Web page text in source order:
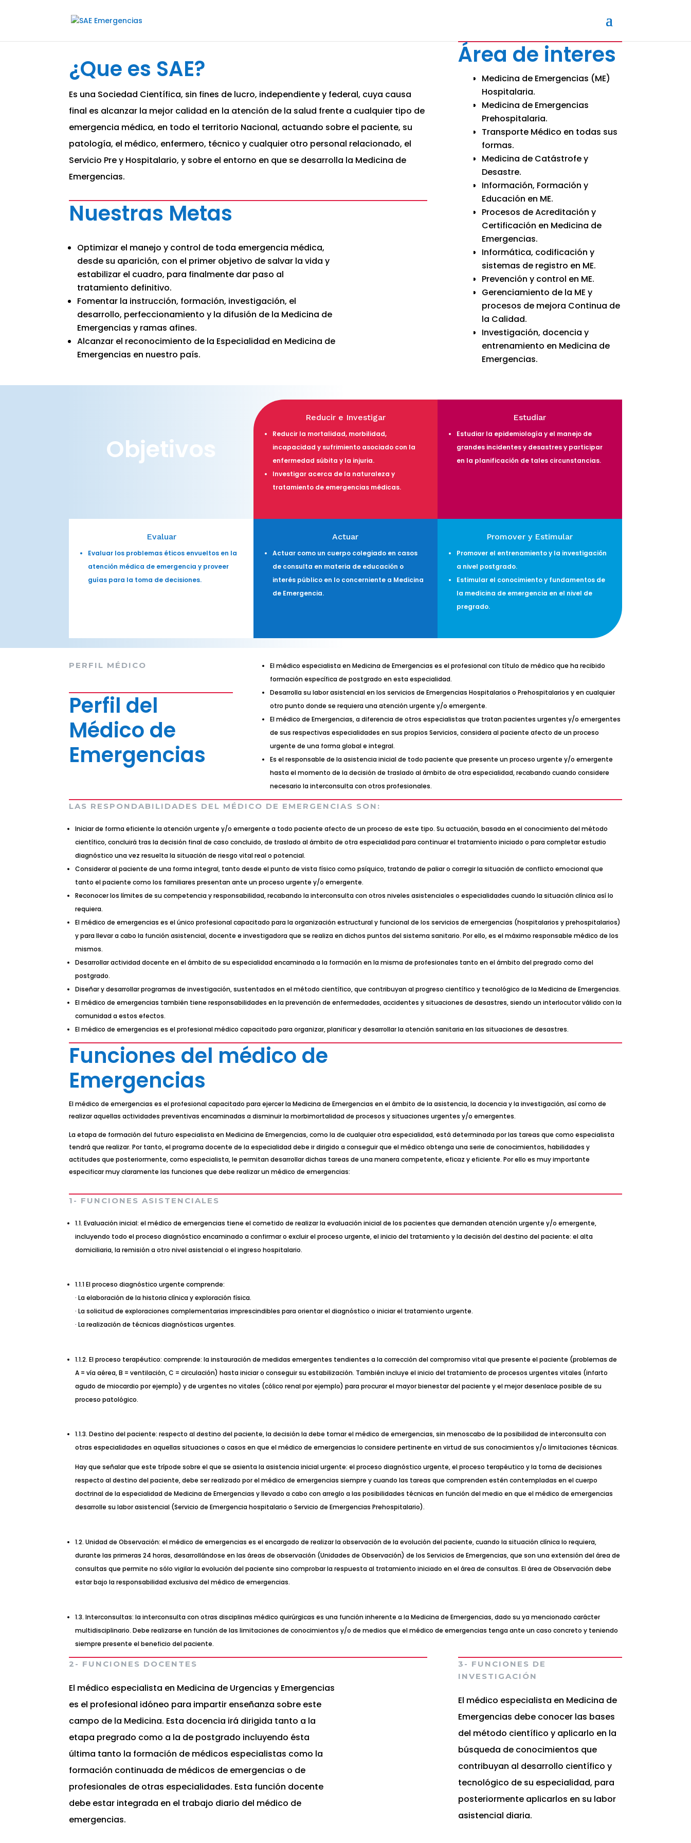
¿Que es SAE?
Es una Sociedad Científica, sin fines de lucro, independiente y federal, cuya causa
final es alcanzar la mejor calidad en la atención de la salud frente a cualquier tipo de
emergencia médica, en todo el territorio Nacional, actuando sobre el paciente, su
patología, el médico, enfermero, técnico y cualquier otro personal relacionado, el
Servicio Pre y Hospitalario, y sobre el entorno en que se desarrolla la Medicina de
Emergencias.
Nuestras Metas
Optimizar el manejo y control de toda emergencia médica,
desde su aparición, con el primer objetivo de salvar la vida y
estabilizar el cuadro, para finalmente dar paso al
tratamiento definitivo.
Fomentar la instrucción, formación, investigación, el
desarrollo, perfeccionamiento y la difusión de la Medicina de
Emergencias y ramas afines.
Alcanzar el reconocimiento de la Especialidad en Medicina de
Emergencias en nuestro país.
Área de interes
Medicina de Emergencias (ME)
Hospitalaria.
Medicina de Emergencias
Prehospitalaria.
Transporte Médico en todas sus
formas.
Medicina de Catástrofe y
Desastre.
Información, Formación y
Educación en ME.
Procesos de Acreditación y
Certificación en Medicina de
Emergencias.
Informática, codificación y
sistemas de registro en ME.
Prevención y control en ME.
Gerenciamiento de la ME y
procesos de mejora Continua de
la Calidad.
Investigación, docencia y
entrenamiento en Medicina de
Emergencias.
Objetivos
Reducir e Investigar
Reducir la mortalidad, morbilidad,
incapacidad y sufrimiento asociado con la
enfermedad súbita y la injuria.
Investigar acerca de la naturaleza y
tratamiento de emergencias médicas.
Estudiar
Estudiar la epidemiología y el manejo de
grandes incidentes y desastres y participar
en la planificación de tales circunstancias.
Evaluar
Evaluar los problemas éticos envueltos en la
atención médica de emergencia y proveer
guías para la toma de decisiones.
Actuar
Actuar como un cuerpo colegiado en casos
de consulta en materia de educación o
interés público en lo concerniente a Medicina
de Emergencia.
Promover y Estimular
Promover el entrenamiento y la investigación
a nivel postgrado.
Estimular el conocimiento y fundamentos de
la medicina de emergencia en el nivel de
pregrado.
PERFIL MÉDICO
Perfil del
Médico de
Emergencias
El médico especialista en Medicina de Emergencias es el profesional con título de médico que ha recibido
formación específica de postgrado en esta especialidad.
Desarrolla su labor asistencial en los servicios de Emergencias Hospitalarios o Prehospitalarios y en cualquier
otro punto donde se requiera una atención urgente y/o emergente.
El médico de Emergencias, a diferencia de otros especialistas que tratan pacientes urgentes y/o emergentes
de sus respectivas especialidades en sus propios Servicios, considera al paciente afecto de un proceso
urgente de una forma global e integral.
Es el responsable de la asistencia inicial de todo paciente que presente un proceso urgente y/o emergente
hasta el momento de la decisión de traslado al ámbito de otra especialidad, recabando cuando considere
necesario la interconsulta con otros profesionales.
LAS RESPONDABILIDADES DEL MÉDICO DE EMERGENCIAS SON:
Iniciar de forma eficiente la atención urgente y/o emergente a todo paciente afecto de un proceso de este tipo. Su actuación, basada en el conocimiento del método
científico, concluirá tras la decisión final de caso concluido, de traslado al ámbito de otra especialidad para continuar el tratamiento iniciado o para completar estudio
diagnóstico una vez resuelta la situación de riesgo vital real o potencial.
Considerar al paciente de una forma integral, tanto desde el punto de vista físico como psíquico, tratando de paliar o corregir la situación de conflicto emocional que
tanto el paciente como los familiares presentan ante un proceso urgente y/o emergente.
Reconocer los límites de su competencia y responsabilidad, recabando la interconsulta con otros niveles asistenciales o especialidades cuando la situación clínica así lo
requiera.
El médico de emergencias es el único profesional capacitado para la organización estructural y funcional de los servicios de emergencias (hospitalarios y prehospitalarios)
y para llevar a cabo la función asistencial, docente e investigadora que se realiza en dichos puntos del sistema sanitario. Por ello, es el máximo responsable médico de los
mismos.
Desarrollar actividad docente en el ámbito de su especialidad encaminada a la formación en la misma de profesionales tanto en el ámbito del pregrado como del
postgrado.
Diseñar y desarrollar programas de investigación, sustentados en el método científico, que contribuyan al progreso científico y tecnológico de la Medicina de Emergencias.
El médico de emergencias también tiene responsabilidades en la prevención de enfermedades, accidentes y situaciones de desastres, siendo un interlocutor válido con la
comunidad a estos efectos.
El médico de emergencias es el profesional médico capacitado para organizar, planificar y desarrollar la atención sanitaria en las situaciones de desastres.
Funciones del médico de
Emergencias
El médico de emergencias es el profesional capacitado para ejercer la Medicina de Emergencias en el ámbito de la asistencia, la docencia y la investigación, así como de
realizar aquellas actividades preventivas encaminadas a disminuir la morbimortalidad de procesos y situaciones urgentes y/o emergentes.
La etapa de formación del futuro especialista en Medicina de Emergencias, como la de cualquier otra especialidad, está determinada por las tareas que como especialista
tendrá que realizar. Por tanto, el programa docente de la especialidad debe ir dirigido a conseguir que el médico obtenga una serie de conocimientos, habilidades y
actitudes que posteriormente, como especialista, le permitan desarrollar dichas tareas de una manera competente, eficaz y eficiente. Por ello es muy importante
especificar muy claramente las funciones que debe realizar un médico de emergencias:
1- FUNCIONES ASISTENCIALES
1.1. Evaluación inicial: el médico de emergencias tiene el cometido de realizar la evaluación inicial de los pacientes que demanden atención urgente y/o emergente,
incluyendo todo el proceso diagnóstico encaminado a confirmar o excluir el proceso urgente, el inicio del tratamiento y la decisión del destino del paciente: el alta
domiciliaria, la remisión a otro nivel asistencial o el ingreso hospitalario.
1.1.1 El proceso diagnóstico urgente comprende:
· La elaboración de la historia clínica y exploración física.
· La solicitud de exploraciones complementarias imprescindibles para orientar el diagnóstico o iniciar el tratamiento urgente.
· La realización de técnicas diagnósticas urgentes.
1.1.2. El proceso terapéutico: comprende: la instauración de medidas emergentes tendientes a la corrección del compromiso vital que presente el paciente (problemas de
A = vía aérea, B = ventilación, C = circulación) hasta iniciar o conseguir su estabilización. También incluye el inicio del tratamiento de procesos urgentes vitales (infarto
agudo de miocardio por ejemplo) y de urgentes no vitales (cólico renal por ejemplo) para procurar el mayor bienestar del paciente y el mejor desenlace posible de su
proceso patológico.
1.1.3. Destino del paciente: respecto al destino del paciente, la decisión la debe tomar el médico de emergencias, sin menoscabo de la posibilidad de interconsulta con
otras especialidades en aquellas situaciones o casos en que el médico de emergencias lo considere pertinente en virtud de sus conocimientos y/o limitaciones técnicas.
Hay que señalar que este trípode sobre el que se asienta la asistencia inicial urgente: el proceso diagnóstico urgente, el proceso terapéutico y la toma de decisiones
respecto al destino del paciente, debe ser realizado por el médico de emergencias siempre y cuando las tareas que comprenden estén contempladas en el cuerpo
doctrinal de la especialidad de Medicina de Emergencias y llevado a cabo con arreglo a las posibilidades técnicas en función del medio en que el médico de emergencias
desarrolle su labor asistencial (Servicio de Emergencia hospitalario o Servicio de Emergencias Prehospitalario).
1.2. Unidad de Observación: el médico de emergencias es el encargado de realizar la observación de la evolución del paciente, cuando la situación clínica lo requiera,
durante las primeras 24 horas, desarrollándose en las áreas de observación (Unidades de Observación) de los Servicios de Emergencias, que son una extensión del área de
consultas que permite no sólo vigilar la evolución del paciente sino comprobar la respuesta al tratamiento iniciado en el área de consultas. El área de Observación debe
estar bajo la responsabilidad exclusiva del médico de emergencias.
1.3. Interconsultas: la interconsulta con otras disciplinas médico quirúrgicas es una función inherente a la Medicina de Emergencias, dado su ya mencionado carácter
multidisciplinario. Debe realizarse en función de las limitaciones de conocimientos y/o de medios que el médico de emergencias tenga ante un caso concreto y teniendo
siempre presente el beneficio del paciente.
2- FUNCIONES DOCENTES
El médico especialista en Medicina de Urgencias y Emergencias
es el profesional idóneo para impartir enseñanza sobre este
campo de la Medicina. Esta docencia irá dirigida tanto a la
etapa pregrado como a la de postgrado incluyendo ésta
última tanto la formación de médicos especialistas como la
formación continuada de médicos de emergencias o de
profesionales de otras especialidades. Esta función docente
debe estar integrada en el trabajo diario del médico de
emergencias.
3- FUNCIONES DE
INVESTIGACIÓN
El médico especialista en Medicina de
Emergencias debe conocer las bases
del método científico y aplicarlo en la
búsqueda de conocimientos que
contribuyan al desarrollo científico y
tecnológico de su especialidad, para
posteriormente aplicarlos en su labor
asistencial diaria.